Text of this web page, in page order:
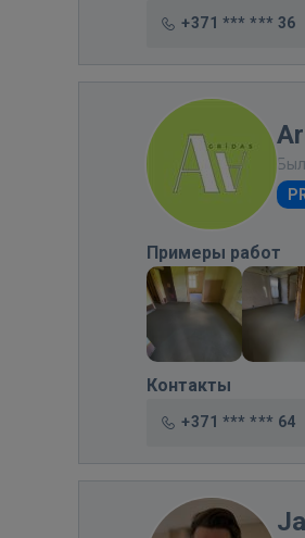
+371 *** *** 36
Примеры работ
Контакты
+371 *** *** 64